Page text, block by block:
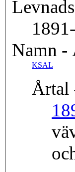
Namn -
KSAL
Årtal